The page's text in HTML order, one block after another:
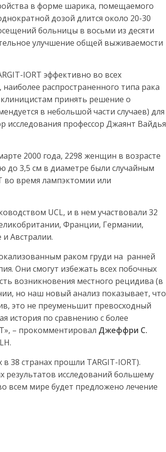
в форме шарика, помещаемого
дозой длится около 20-30
больницы в восьми из десяти
улучшение общей выживаемости
IORT эффективно во всех
распространенного типа рака
принять решение о
в небольшой части случаев) для
исследования профессор Джаянт Вайдья
2000 года, 2298 женщин в возрасте
до 3,5 см в диаметре были случайным
во время лампэктомии или
UCL, и в нем участвовали 32
Франции, Германии,
Австралии.
раком груди на ранней
Они смогут избежать всех побочных
возникновения местного рецидива (в
но наш новый анализ показывает, что
это не преуменьшит превосходный
история по сравнению с более
– прокомментировал Джеффри С.
38 странах прошли TARGIT-IORT).
результатов исследований большему
всем мире будет предложено лечение